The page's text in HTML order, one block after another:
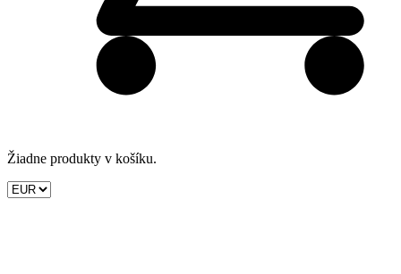
Žiadne produkty v košíku.